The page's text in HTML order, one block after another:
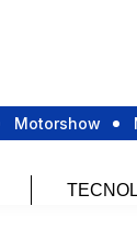
Motorshow